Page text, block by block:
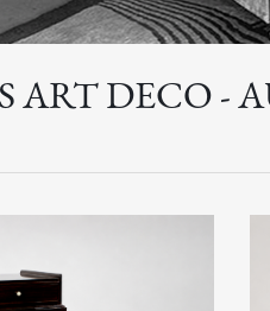
ART DECO -